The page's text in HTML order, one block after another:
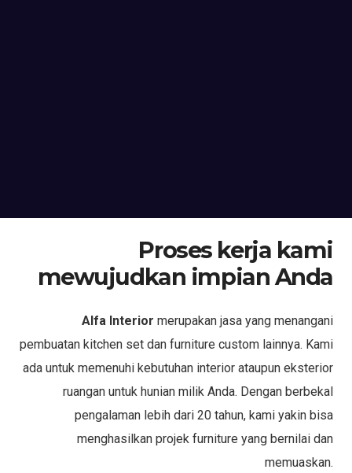
Proses kerja kami
mewujudkan impian Anda
Alfa Interior merupakan jasa yang menangani
pembuatan kitchen set dan furniture custom lainnya. Kami
ada untuk memenuhi kebutuhan interior ataupun eksterior
ruangan untuk hunian milik Anda. Dengan berbekal
pengalaman lebih dari 20 tahun, kami yakin bisa
menghasilkan projek furniture yang bernilai dan
memuaskan.